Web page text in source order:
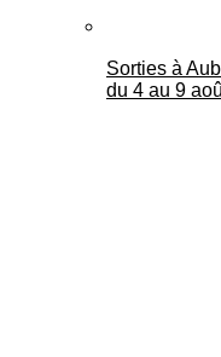
Sorties à
du 4 au 9